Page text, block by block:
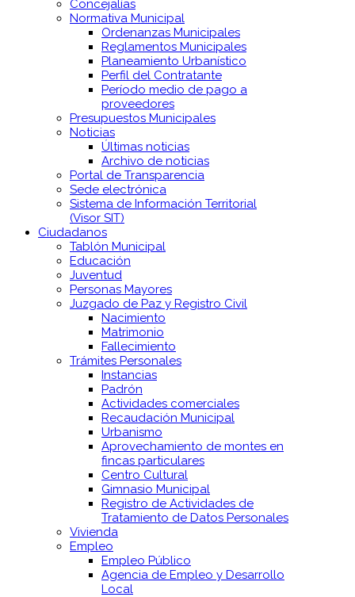
Concejalías
Normativa Municipal
Ordenanzas Municipales
Reglamentos Municipales
Planeamiento Urbanístico
Perfil del Contratante
Período medio de pago a
proveedores
Presupuestos Municipales
Noticias
Últimas noticias
Archivo de noticias
Portal de Transparencia
Sede electrónica
Sistema de Información Territorial
(Visor SIT)
Ciudadanos
Tablón Municipal
Educación
Juventud
Personas Mayores
Juzgado de Paz y Registro Civil
Nacimiento
Matrimonio
Fallecimiento
Trámites Personales
Instancias
Padrón
Actividades comerciales
Recaudación Municipal
Urbanismo
Aprovechamiento de montes en
fincas particulares
Centro Cultural
Gimnasio Municipal
Registro de Actividades de
Tratamiento de Datos Personales
Vivienda
Empleo
Empleo Público
Agencia de Empleo y Desarrollo
Local